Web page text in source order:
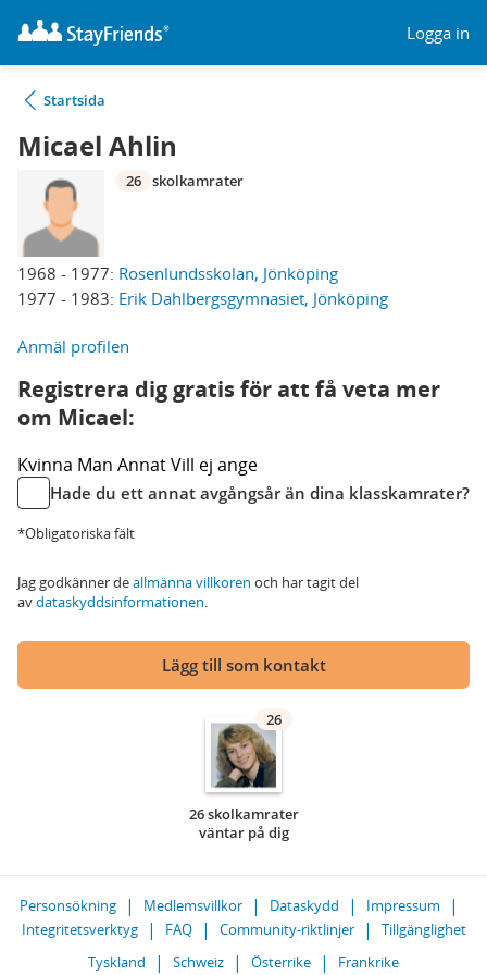
Logga in
Startsida
Micael Ahlin
1968 - 1977: Rosenlundsskolan, Jönköping
1977 - 1983: Erik Dahlbergsgymnasiet, Jönköping
26 skolkamrater
Anmäl profilen
Registrera dig gratis för att få veta mer
om Micael:
Kvinna Man AnnatVill ej ange
Hade du ett annat avgångsår än dina klasskamrater?
*Obligatoriska fält
Jag godkänner deallmänna villkoren och har tagit del
avdataskyddsinformationen.
Lägg till som kontakt
26
26 skolkamrater
väntar på dig
Personsökning Medlemsvillkor Dataskydd
Impressum
Integritetsverktyg
FAQ Community-riktlinjer
Tillgänglighet
Tyskland
Schweiz Österrike Frankrike